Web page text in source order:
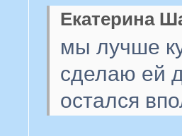
Екатерина
мы лучше
сделаю ей
остался